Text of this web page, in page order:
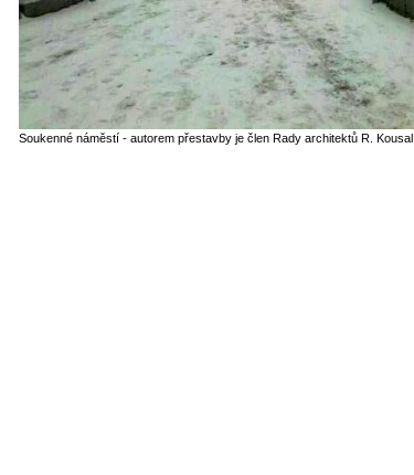
Soukenné náměstí - autorem přestavby je člen Rady architektů R. Kousal